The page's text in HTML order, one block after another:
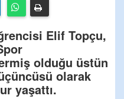
Elif Topçu,
olduğu üstün
olarak
yaşattı.